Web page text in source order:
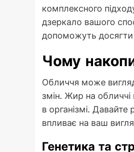
комплексного
дзеркало вашого
допоможуть досягти
Чому
Обличчя може
змін. Жир на обличчі
в організмі.
впливає на ваш
Генетика та